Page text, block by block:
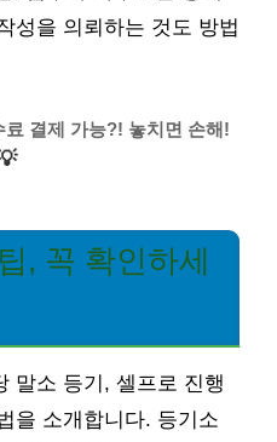
성을 의뢰하는 것도 방법
결제 가능?! 놓치면 손해!
, 꼭 확인하세
말소 등기, 셀프로 진행
을 소개합니다. 등기소